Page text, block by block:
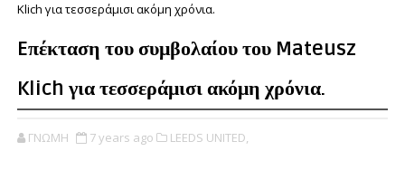
Klich για τεσσεράμισι ακόμη χρόνια.
Eπέκταση του συμβολαίου του Mateusz
Klich για τεσσεράμισι ακόμη χρόνια.
ΓΝΩΜΗ 7 years ago LEEDS UNITED,